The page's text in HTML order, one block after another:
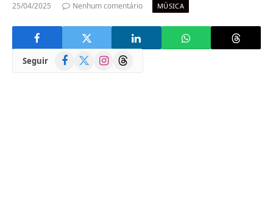
25/04/2025 Nenhum comentário MÚSICA
Seguir Facebook
(Twitter)
InstagramThreads